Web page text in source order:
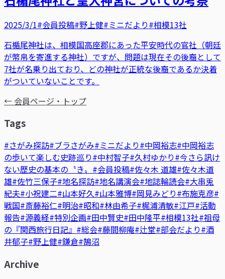
2025/3/1#会員投稿#野上健#ミニだより#相模13社
石楯尾神社は、相模国高座郡にあった平安時代の官社（朝廷
が幣帛を寄進する神社）ですが、問題は現在その後裔として
7社が名乗り出ており、どの神社が正統な後裔であるか決着
がついていないことです。
← 会員ページ・トップ
Tags
#さがみ探訪#ブラさがみ#ミニだより#中岡裕志#中岡裕志
の歩いて楽しむ史跡巡り#中村智子#久村ゆかり#今さら訊け
ない歴史の基本の〝き〟 #会員投稿#佐々木 道雄#佐々木道
雄#佐竹三保子#地名探訪#地名講演会#地誌輪読会#大串兎
紀夫#小祝建二#山本好久#山本雅博#岡見みどり#布施克彦#
戦国#斎藤裕仁#明治#昭和#林由希子#梶浦清敏#江戸#活動
報告#源義経#特別企画#田中賢史#田中隆平#相模13社#祖母
の『関西旅行日記』 #総会#藤間柳庵#辻堂#部会だより#酒
井郁子#野上健#鎌倉#鵠沼
Archive